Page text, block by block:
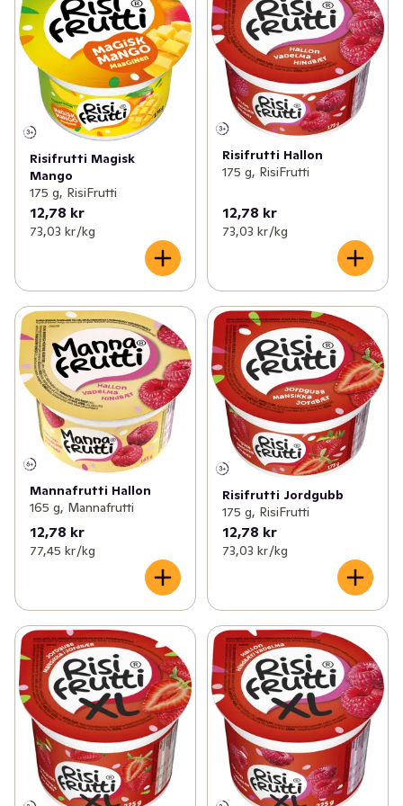
Risifrutti Magisk
Mango
175 g, RisiFrutti
12,78 kr
73,03 kr /kg
Risifrutti Hallon
175 g, RisiFrutti
12,78 kr
73,03 kr /kg
Mannafrutti Hallon
165 g, Mannafrutti
12,78 kr
77,45 kr /kg
Risifrutti Jordgubb
175 g, RisiFrutti
12,78 kr
73,03 kr /kg